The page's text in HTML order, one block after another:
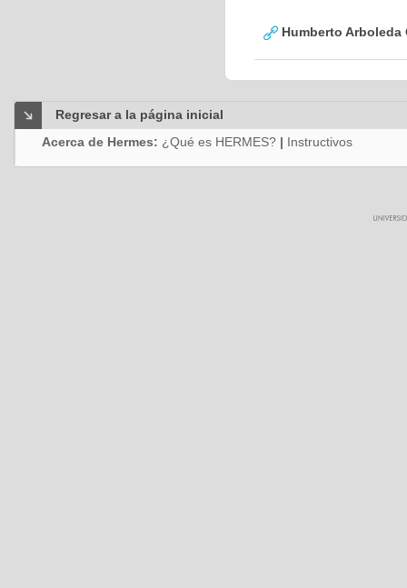
Humberto Arboleda
Regresar a la página inicial
Acerca de Hermes: ¿Qué es HERMES? | Instructivos